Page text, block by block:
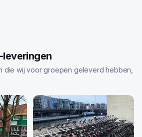
die wij voor groepen geleverd hebben,